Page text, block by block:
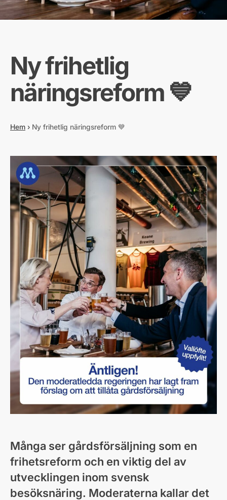
Ny frihetlig
näringsreform 💙
Hem › Ny frihetlig näringsreform 💙
Många ser gårdsförsäljning som en
frihetsreform och en viktig del av
utvecklingen inom svensk
besöksnäring. Moderaterna kallar det